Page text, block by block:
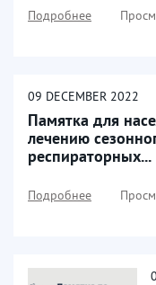
Подробнее
09 DECEMBER 2022
Памятка для
лечению
респираторных...
Подробнее